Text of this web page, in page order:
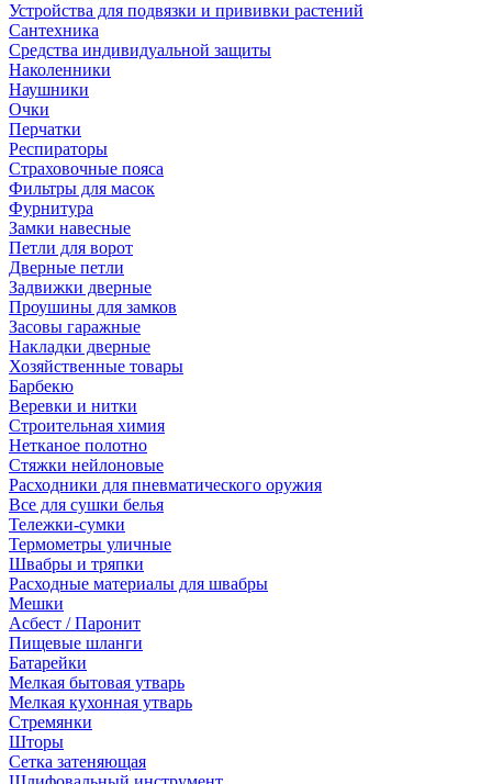
Устройства для подвязки и прививки растений
Сантехника
Средства индивидуальной защиты
Наколенники
Наушники
Очки
Перчатки
Респираторы
Страховочные пояса
Фильтры для масок
Фурнитура
Замки навесные
Петли для ворот
Дверные петли
Задвижки дверные
Проушины для замков
Засовы гаражные
Накладки дверные
Хозяйственные товары
Барбекю
Веревки и нитки
Строительная химия
Нетканое полотно
Стяжки нейлоновые
Расходники для пневматического оружия
Все для сушки белья
Тележки-сумки
Термометры уличные
Швабры и тряпки
Расходные материалы для швабры
Мешки
Асбест / Паронит
Пищевые шланги
Батарейки
Мелкая бытовая утварь
Мелкая кухонная утварь
Стремянки
Шторы
Сетка затеняющая